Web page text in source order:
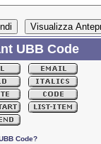
UBB Code
Code?